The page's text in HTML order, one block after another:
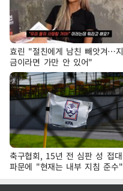
효린 "절친에게 남친 빼앗겨…지
금이라면 가만 안 있어"
축구협회, 15년 전 심판 성 접대
파문에 "현재는 내부 지침 준수"